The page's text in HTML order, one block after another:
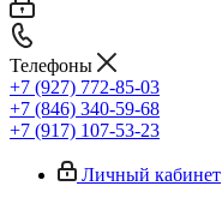
Телефоны
+7 (927) 772-85-03
+7 (846) 340-59-68
+7 (917) 107-53-23
Личный кабинет